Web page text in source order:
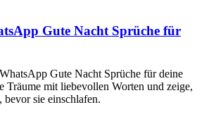
Gute Nacht Sprüche für
Gute Nacht Sprüche für deine
Träume mit liebevollen Worten und zeige,
bevor sie einschlafen.